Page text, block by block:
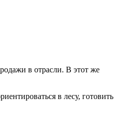
в отрасли. В этот же
в лесу, готовить